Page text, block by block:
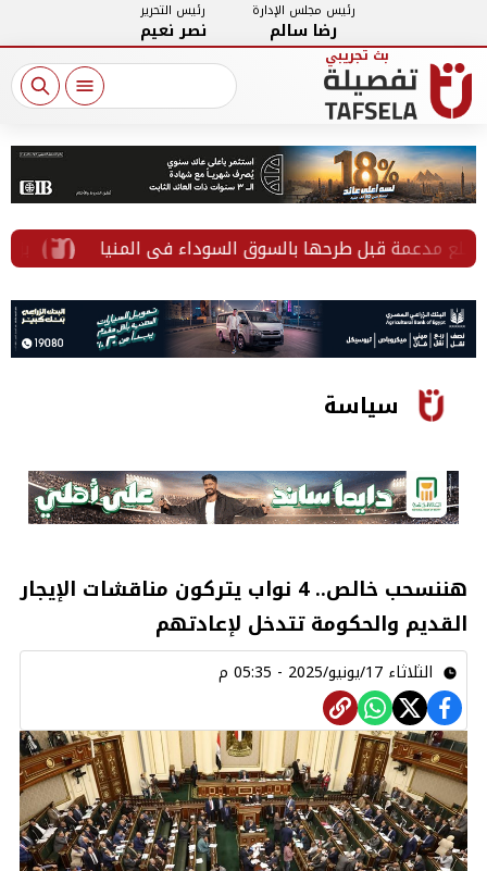
رئيس مجلس الإدارة
رضا سالم
رئيس التحرير
نصر نعيم
بزعم
سياسة
هننسحب خالص.. 4 نواب يتركون مناقشات الإيجار
القديم والحكومة تتدخل لإعادتهم
الثلاثاء 17/يونيو/2025 - 05:35 م